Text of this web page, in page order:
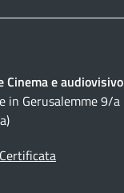
Cinema e audiovisivo
in Gerusalemme 9/a